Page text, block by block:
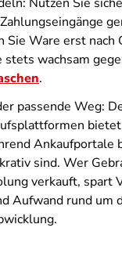
Sie Ware erst nach
stets wachsam
.
passende Weg:
Ankaufportale
sind. Wer
verkauft, spart
Aufwand rund um